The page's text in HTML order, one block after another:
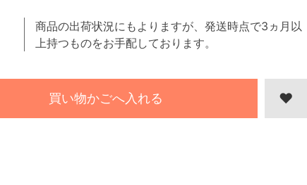
商品の出荷状況にもよりますが、発送時点で3ヵ月以
上持つものをお手配しております。
買い物かごへ入れる